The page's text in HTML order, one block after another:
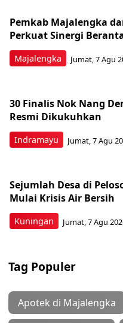
Majalengka
Pemkab Majalengka
Perkuat Sinergi
Jumat, 7 Agu
Indramayu
30 Finalis Nok Nang
Resmi Dikukuhkan
Jumat, 7 Agu
Kuningan
Sejumlah Desa di
Mulai Krisis Air Bersih
Jumat, 7 Agu
Tag Populer
Apotek di Majalengka